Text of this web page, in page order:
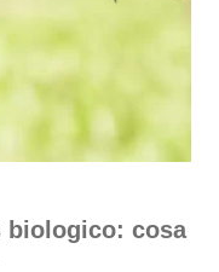
biologico: cosa